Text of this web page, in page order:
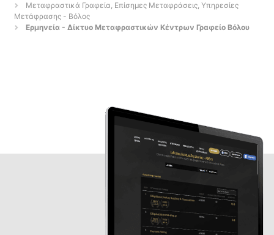
Μεταφραστικά Γραφεία, Επίσημες Μεταφράσεις, Υπηρεσίες
Μετάφρασης - Βόλος
Ερμηνεία - Δίκτυο Μεταφραστικών Κέντρων Γραφείο Βόλου